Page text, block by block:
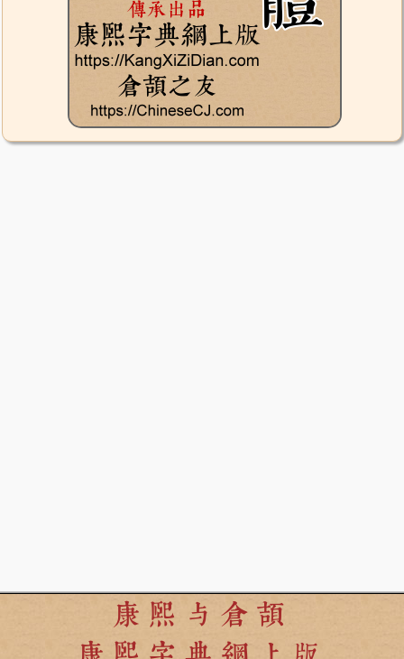
康熙与倉頡